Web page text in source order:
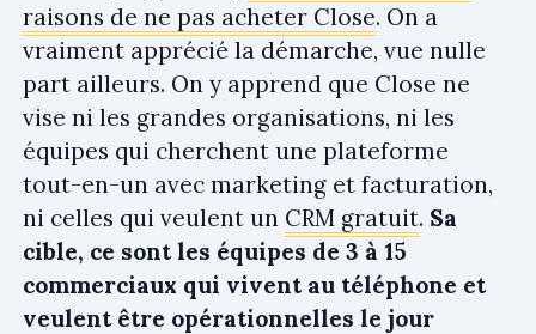
raisons de ne pas acheter Close. On a
vraiment apprécié la démarche, vue nulle
part ailleurs. On y apprend que Close ne
vise ni les grandes organisations, ni les
équipes qui cherchent une plateforme
tout-en-un avec marketing et facturation,
ni celles qui veulent un CRM gratuit. Sa
cible, ce sont les équipes de 3 à 15
commerciaux qui vivent au téléphone et
veulent être opérationnelles le jour